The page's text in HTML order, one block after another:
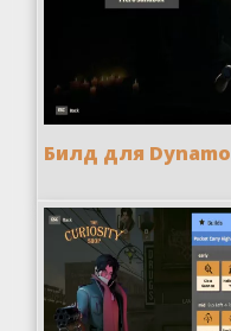
Билд для Dynamo